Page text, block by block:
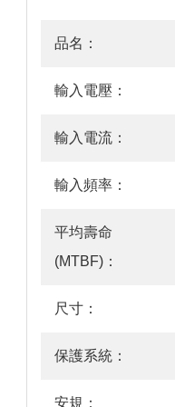
品名：
輸入電壓：
輸入電流：
輸入頻率：
平均壽命
(MTBF)：
尺寸：
保護系統：
安規：